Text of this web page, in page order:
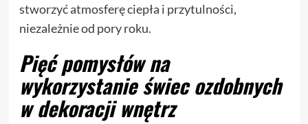
stworzyć atmosferę ciepła i przytulności,
niezależnie od pory roku.
Pięć pomysłów na
wykorzystanie świec ozdobnych
w dekoracji wnętrz